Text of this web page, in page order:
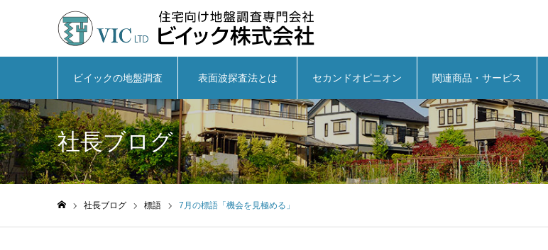
ビイックの地盤調査 表面波探査法とは セカンドオピニオン 関連商品・サービス
社長ブログ
社長ブログ 標語 7月の標語「機会を見極める」